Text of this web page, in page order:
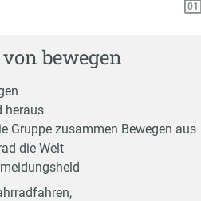
bewegen
heraus
Gruppe zusammen Bewegen aus
die Welt